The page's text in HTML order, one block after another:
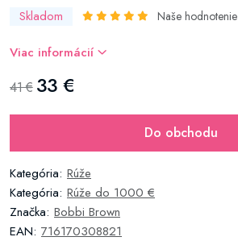
Skladom Naše hodnotenie
Viac informácií
41 € 33 €
Do obchodu
Kategória: Rúže
Kategória: Rúže do 1000 €
Značka: Bobbi Brown
EAN: 716170308821